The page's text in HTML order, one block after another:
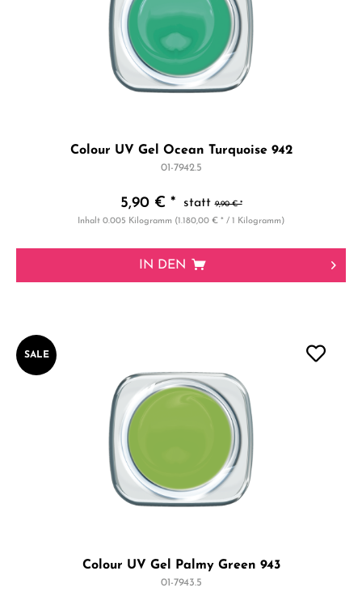
Colour UV Gel Ocean Turquoise 942
01-7942.5
5,90 € *
9,90 € *
Inhalt0.005 Kilogramm (1.180,00 € * / 1 Kilogramm)
IN DEN
SALE
Colour UV Gel Palmy Green 943
01-7943.5